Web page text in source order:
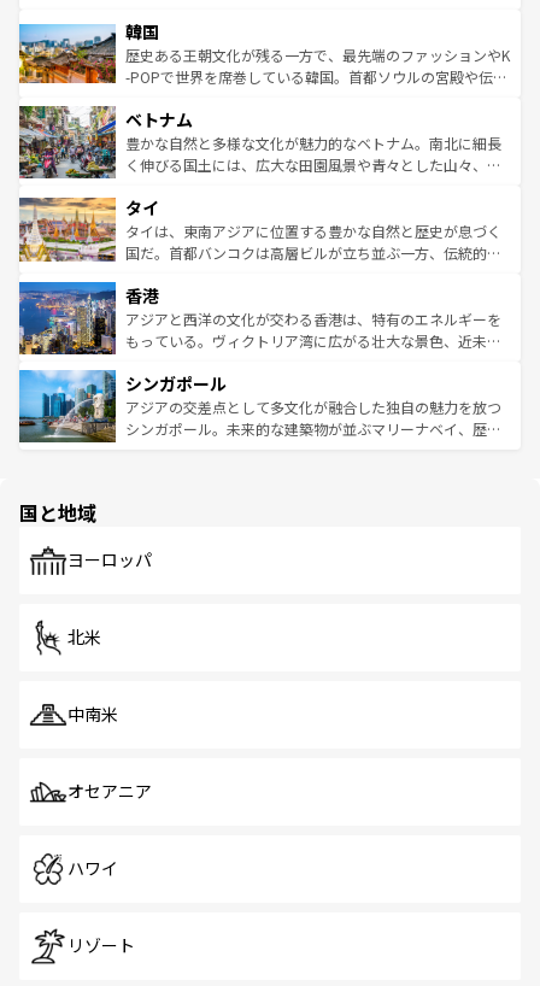
はコンテンツ一覧
いる。アクティビティも充実しており、サーフィンやダイ
ビング、ハイキングなど、アウトドア好きにはたまらな
い。オーストラリアの多彩な魅力を存分に味わいつくそ
参照してほしい。
ン）、静ひつな山岳地帯である台湾東部など、都市の喧騒
と山間の静けさが共存しており、訪れる人に新しい発見と
驚きをもたらしてくれる。また、奥深い台湾の食文化も魅
容にもいいと評判のスイーツなど、バラエティ豊かな料理
が味わえる。 なお、新着の台湾情報は コンテンツ一覧を参
照してほしい。
韓国
歴史ある王朝文化が残る一方で、最先端のファッションやK
-POPで世界を席巻している韓国。首都ソウルの宮殿や伝統
き、地方に足を延ばせば四季折々の自然美を楽しむことが
できる。そして、キムチや焼肉、絶品のストリートフード
まで、さまざまな韓国料理が待っている。夜には、韓国な
リティに包まれながら、韓国の多彩な魅力を心ゆくまで味
わってみてほしい。 なお、新着の韓国情報はコンテンツ一
覧を参照してほしい。
ベトナム
豊かな自然と多様な文化が魅力的なベトナム。南北に細長
く伸びる国土には、広大な田園風景や青々とした山々、世
急速な発展と共に伝統が息づく。ハノイの古い町並みやホ
ーチミン市のフランス統治時代の建物も、独特の雰囲気を
醸し出している。また、バラエティの豊かさとおいしさで
とつ。フォーやバインミー、ベトナムコーヒーなどは、ぜ
ひ現地で味わいたい。どの地域を訪れてもあたたかい人々
が旅行者を迎えてくれるので、きっと忘れられない旅にな
参照してほしい。
タイ
タイは、東南アジアに位置する豊かな自然と歴史が息づく
国だ。首都バンコクは高層ビルが立ち並ぶ一方、伝統的な
の活気が交差している。北部ではチェンマイなどの山岳地
帯で自然と触れ合い、南部ではプーケットやクラビの美し
いビーチでリゾート気分を楽しむことができる。タイ料理
激する。気候は一年中温暖で、どの季節にも異なる楽しみ
が待っている。親しみやすいタイの人々、仏教を中心とし
た文化、そして多様な観光資源が、訪れる旅人を魅了し続
香港
アジアと西洋の文化が交わる香港は、特有のエネルギーを
もっている。ヴィクトリア湾に広がる壮大な景色、近未来
み、どこを訪れても感動するはず。観光スポットが密集し
ており、効率よく見どころを回れるのも魅力。息をのむよ
うな絶景から文化的な体験まで、香港を存分に楽しみ尽く
シンガポール
アジアの交差点として多文化が融合した独自の魅力を放つ
シンガポール。未来的な建築物が並ぶマリーナベイ、歴史
で、ホーカーズは地元の風情を楽しめる外せないスポット
国と地域
ヨーロッパ
北米
中南米
オセアニア
ハワイ
リゾート